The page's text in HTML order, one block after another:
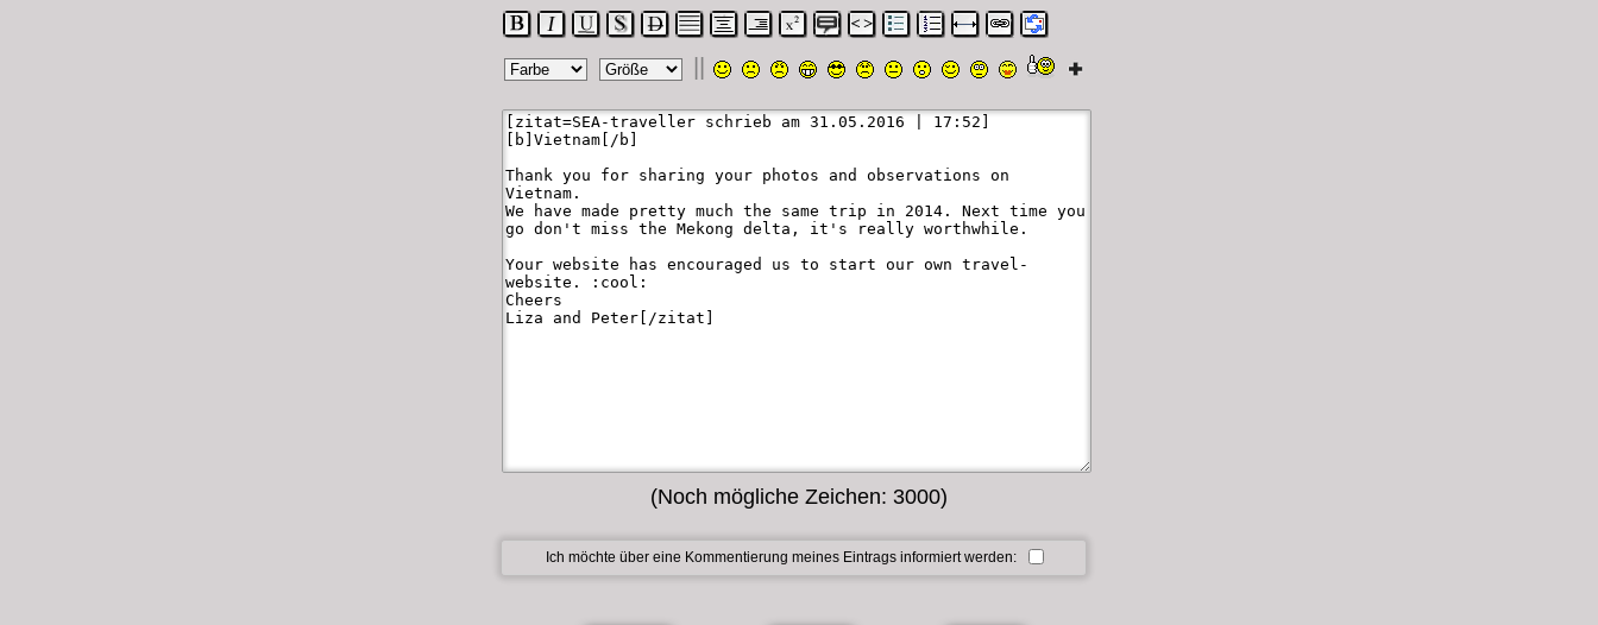
(Noch mögliche Zeichen: 3000)
Ich möchte über eine Kommentierung meines Eintrags informiert werden: